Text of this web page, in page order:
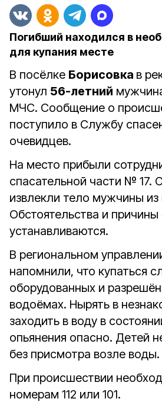
Погибший находился в
для купания месте
В посёлке Борисовка в
утонул 56-летний
МЧС. Сообщение о
поступило в Службу
очевидцев.
На место прибыли
спасательной части № 17.
извлекли тело мужчины
Обстоятельства и причины
устанавливаются.
В региональном
напомнили, что купаться
оборудованных и
водоёмах. Нырять в
заходить в воду в
опьянения опасно. Детей
без присмотра возле воды.
При происшествии
номерам 112 или 101.